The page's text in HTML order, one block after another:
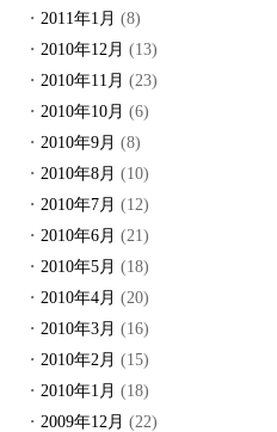
2011年1月 (8)
2010年12月 (13)
2010年11月 (23)
2010年10月 (6)
2010年9月 (8)
2010年8月 (10)
2010年7月 (12)
2010年6月 (21)
2010年5月 (18)
2010年4月 (20)
2010年3月 (16)
2010年2月 (15)
2010年1月 (18)
2009年12月 (22)